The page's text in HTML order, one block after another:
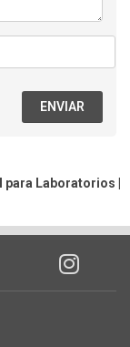
ENVIAR
Laboratorios |